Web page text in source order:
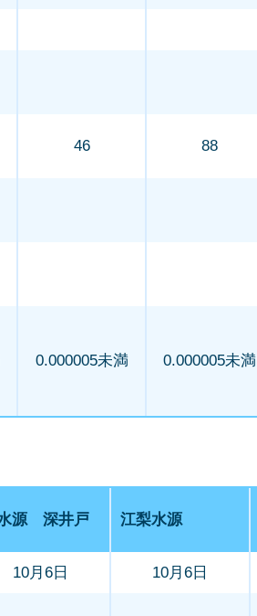
46 88
0.000005未満 0.000005未満
源 深井戸 江梨水源
10月6日 10月6日